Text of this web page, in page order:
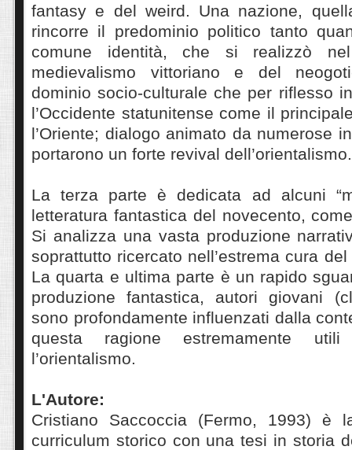
fantasy e del weird. Una nazione,
rincorre il predominio politico tanto
comune identità, che si realizzò
medievalismo vittoriano e del
dominio socio-culturale che per riflesso
l’Occidente statunitense come il
l’Oriente; dialogo animato da numerose
portarono un forte revival dell’orientalismo.
La terza parte è dedicata ad alcuni
letteratura fantastica del novecento,
Si analizza una vasta produzione
soprattutto ricercato nell’estrema cura
La quarta e ultima parte è un rapido
produzione fantastica, autori giovani
sono profondamente influenzati dalla
questa ragione estremamente
l’orientalismo.
L'Autore:
Cristiano Saccoccia (Fermo, 1993) è
curriculum storico con una tesi in storia